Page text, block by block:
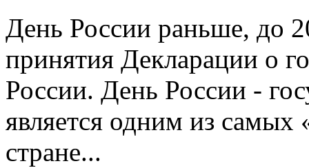
День России раньше, до
принятия Декларации о
России. День России -
является одним из
стране...